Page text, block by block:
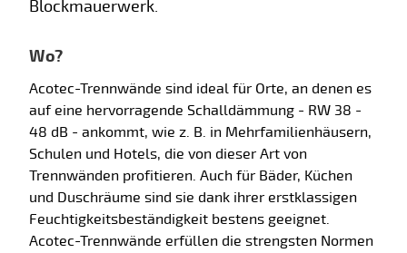
Blockmauerwerk.
Wo?
Acotec-Trennwände sind ideal für Orte, an denen es
auf eine hervorragende Schalldämmung - RW 38 -
48 dB - ankommt, wie z. B. in Mehrfamilienhäusern,
Schulen und Hotels, die von dieser Art von
Trennwänden profitieren. Auch für Bäder, Küchen
und Duschräume sind sie dank ihrer erstklassigen
Feuchtigkeitsbeständigkeit bestens geeignet.
Acotec-Trennwände erfüllen die strengsten Normen